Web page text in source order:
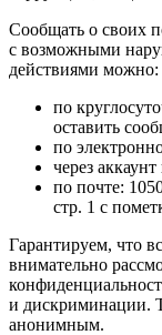
Сообщать о своих
с возможными
действиями можно:
по
оставить
по
через
по почте:
стр. 1 с
Гарантируем, что
внимательно
и дискриминации.
анонимным.